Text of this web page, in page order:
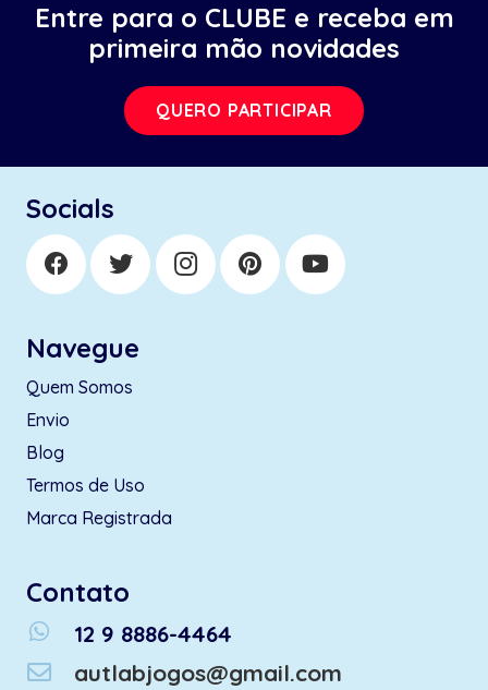
Entre para o CLUBE e receba em
primeira mão novidades
QUERO PARTICIPAR
Socials
Navegue
Quem Somos
Envio
Blog
Termos de Uso
Marca Registrada
Contato
whatsapp
12 9 8886-4464
autlabjogos@gmail.com